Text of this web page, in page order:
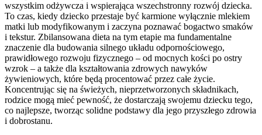
wszystkim odżywcza i wspierająca wszechstronny rozwój dziecka.
To czas, kiedy dziecko przestaje być karmione wyłącznie mlekiem
matki lub modyfikowanym i zaczyna poznawać bogactwo smaków
i tekstur. Zbilansowana dieta na tym etapie ma fundamentalne
znaczenie dla budowania silnego układu odpornościowego,
prawidłowego rozwoju fizycznego – od mocnych kości po ostry
wzrok – a także dla kształtowania zdrowych nawyków
żywieniowych, które będą procentować przez całe życie.
Koncentrując się na świeżych, nieprzetworzonych składnikach,
rodzice mogą mieć pewność, że dostarczają swojemu dziecku tego,
co najlepsze, tworząc solidne podstawy dla jego przyszłego zdrowia
i dobrostanu.